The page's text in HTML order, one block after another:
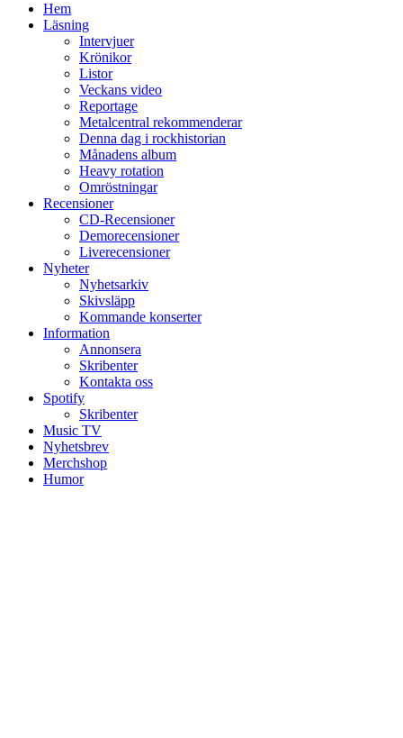
Hem
Läsning
Intervjuer
Krönikor
Listor
Veckans video
Reportage
Metalcentral rekommenderar
Denna dag i rockhistorian
Månadens album
Heavy rotation
Omröstningar
Recensioner
CD-Recensioner
Demorecensioner
Liverecensioner
Nyheter
Nyhetsarkiv
Skivsläpp
Kommande konserter
Information
Annonsera
Skribenter
Kontakta oss
Spotify
Skribenter
Music TV
Nyhetsbrev
Merchshop
Humor